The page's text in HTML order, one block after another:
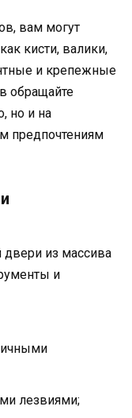
вам могут
кисти, валики,
и крепежные
обращайте
но и на
предпочтениям
двери из массива
и
лезвиями;